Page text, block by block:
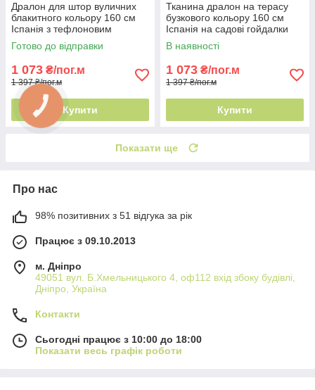
Дралон для штор вуличних
блакитного кольору 160 см
Іспанія з тефлоновим
просоченням
Готово до відправки
1 073 ₴/пог.м
1 397 ₴/пог.м
Купити
Тканина дралон на терасу
бузкового кольору 160 см
Іспанія на садові гойдалки
В наявності
1 073 ₴/пог.м
1 397 ₴/пог.м
Купити
Показати ще
Про нас
98% позитивних з 51 відгука за рік
Працює з 09.10.2013
м. Дніпро
49051 вул. Б.Хмельницького 4, оф112 вхід збоку будівлі,
Дніпро, Україна
Контакти
Сьогодні працює з 10:00 до 18:00
Показати весь графік роботи